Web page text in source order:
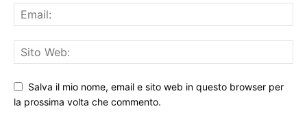
Salva il mio nome, email e sito web in questo browser per
la prossima volta che commento.